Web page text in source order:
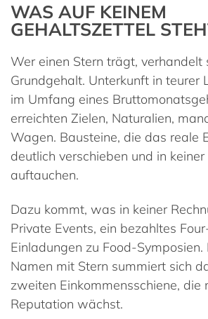
WAS AUF KEINEM
GEHALTSZETTEL
Wer einen Stern trägt, verhandelt
Grundgehalt. Unterkunft in teurer
im Umfang eines
erreichten Zielen, Naturalien,
Wagen. Bausteine, die das reale
deutlich verschieben und in
auftauchen.
Dazu kommt, was in keiner
Private Events, ein bezahltes
Einladungen zu Food-Symposien.
Namen mit Stern summiert sich
zweiten Einkommensschiene, die
Reputation wächst.